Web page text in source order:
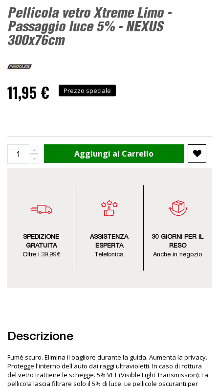
Pellicola vetro Xtreme Limo -
Passaggio luce 5% - NEXUS
300x76cm
11,95 € Prezzo speciale
Aggiungi al Carrello
SPEDIZIONE
GRATUITA
Oltre i 39,99€
ASSISTENZA
ESPERTA
Telefonica
30 GIORNI PER IL
RESO
Anche in negozio
Descrizione
Fumè scuro. Elimina il bagliore durante la guida. Aumenta la privacy.
Protegge l'interno dell'auto dai raggi ultravioletti. In caso di rottura
del vetro trattiene le schegge. 5% VLT (Visible Light Transmission). La
pellicola lascia filtrare solo il 5% di luce. Le pellicole oscuranti per